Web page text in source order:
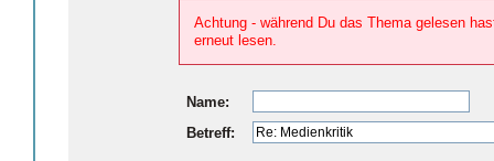
Achtung - während Du das Thema gelesen
erneut lesen.
Name:
Betreff: